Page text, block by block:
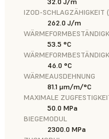
IZOD-SCHLAGZÄHIGKEIT
262.0 J/m
53.5 °C
46.0 °C
WÄRMEAUSDEHNUNG
81.1 μm/m/°C
MAXIMALE
50.0 MPa
BIEGEMODUL
2300.0 MPa